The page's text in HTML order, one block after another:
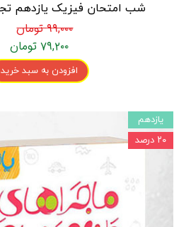
شب امتحان فیزیک یازدهم
۹۹,۰۰۰ تومان
۷۹,۲۰۰ تومان
افزودن به سبد خرید
یازدهم
۲۰ درصد